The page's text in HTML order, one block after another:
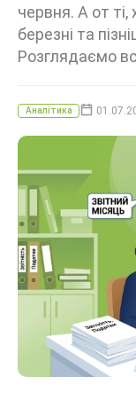
червня. А от
березні та
Розглядаємо
Аналітика